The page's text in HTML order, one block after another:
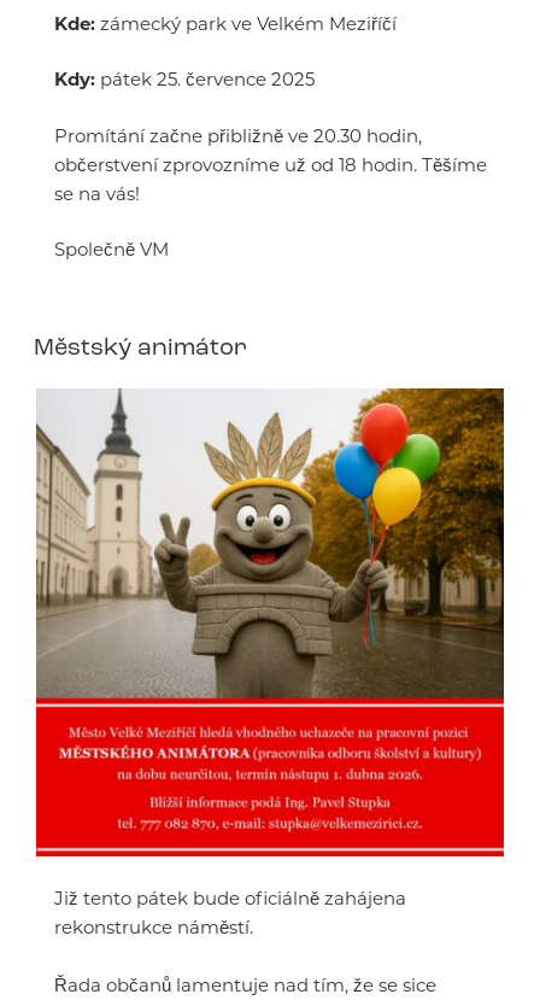
Kde: zámecký park ve Velkém Meziříčí
Kdy: pátek 25. července 2025
Promítání začne přibližně ve 20.30 hodin,
občerstvení zprovozníme už od 18 hodin. Těšíme
se na vás!
Společně VM
Městský animátor
Již tento pátek bude oficiálně zahájena
rekonstrukce náměstí.
Řada občanů lamentuje nad tím, že se sice